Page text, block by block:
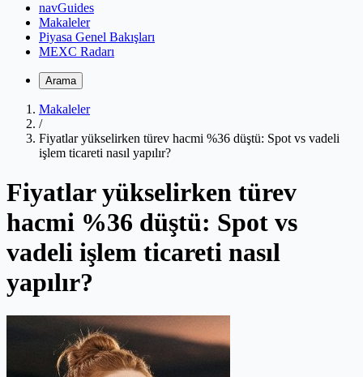
navGuides
Makaleler
Piyasa Genel Bakışları
MEXC Radarı
Arama
Makaleler
/
Fiyatlar yükselirken türev hacmi %36 düştü: Spot vs vadeli
işlem ticareti nasıl yapılır?
Fiyatlar yükselirken türev
hacmi %36 düştü: Spot vs
vadeli işlem ticareti nasıl
yapılır?